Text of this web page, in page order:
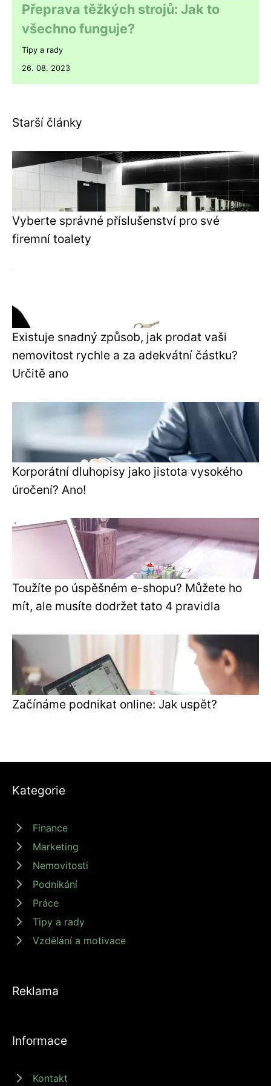
Přeprava těžkých strojů: Jak to
všechno funguje?
Tipy a rady
26. 08. 2023
Starší články
Vyberte správné příslušenství pro své
firemní toalety
Existuje snadný způsob, jak prodat vaši
nemovitost rychle a za adekvátní částku?
Určitě ano
Korporátní dluhopisy jako jistota vysokého
úročení? Ano!
Toužíte po úspěšném e-shopu? Můžete ho
mít, ale musíte dodržet tato 4 pravidla
Začínáme podnikat online: Jak uspět?
Kategorie
Finance
Marketing
Nemovitosti
Podnikání
Práce
Tipy a rady
Vzdělání a motivace
Reklama
Informace
Kontakt